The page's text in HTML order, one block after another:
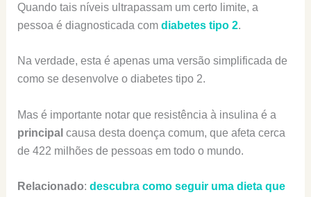
Quando tais níveis ultrapassam um certo limite, a
pessoa é diagnosticada com diabetes tipo 2.
Na verdade, esta é apenas uma versão simplificada de
como se desenvolve o diabetes tipo 2.
Mas é importante notar que resistência à insulina é a
principal causa desta doença comum, que afeta cerca
de 422 milhões de pessoas em todo o mundo.
Relacionado: descubra como seguir uma dieta que